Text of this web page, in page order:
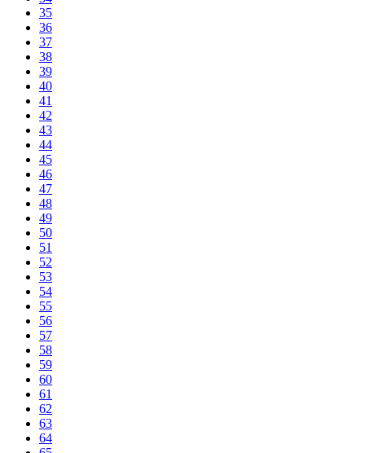
35
36
37
38
39
40
41
42
43
44
45
46
47
48
49
50
51
52
53
54
55
56
57
58
59
60
61
62
63
64